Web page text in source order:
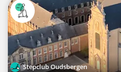
Stepclub Oudsbergen